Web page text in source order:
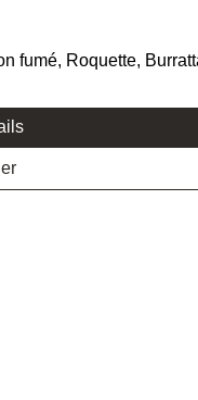
fumé, Roquette,